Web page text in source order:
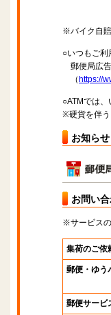
※バイク自
○いつもご
郵便局広
（ https://
○ATMでは
※硬貨を伴う
お知らせ
お問い
※サービス
集荷のご依
郵便・ゆう
郵便サービ